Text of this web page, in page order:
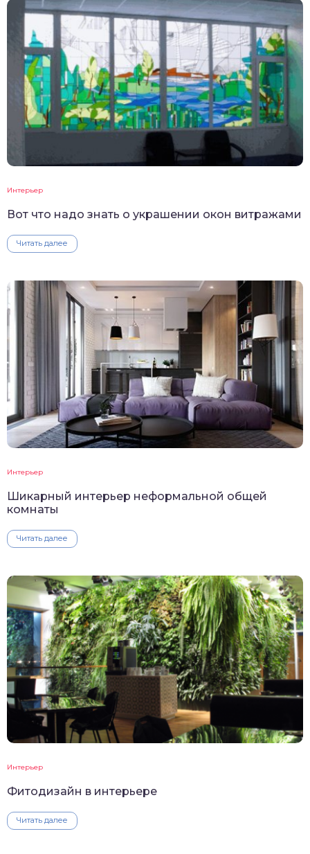
Интерьер
Вот что надо знать о украшении окон витражами
Читать далее
Интерьер
Шикарный интерьер неформальной общей
комнаты
Читать далее
Интерьер
Фитодизайн в интерьере
Читать далее